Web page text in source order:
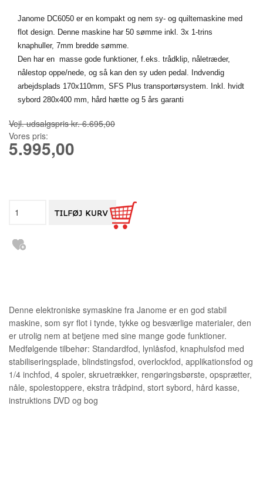
Janome DC6050 er en kompakt og nem sy- og quiltemaskine med
flot design. Denne maskine har 50 sømme inkl. 3x 1-trins
knaphuller, 7mm bredde sømme.
Den har en masse gode funktioner, f.eks. trådklip, nåletræder,
nålestop oppe/nede, og så kan den sy uden pedal. Indvendig
arbejdsplads 170x110mm, SFS Plus transportørsystem.
Inkl. hvidt
sybord 280x400 mm, hård hætte og 5 års garanti
Vejl. udsalgspris kr. 6.695,00
Vores pris:
5.995,00
Denne elektroniske symaskine fra Janome er en god stabil
maskine, som syr flot i tynde, tykke og besværlige materialer, den
er utrolig nem at betjene med sine mange gode funktioner.
Medfølgende tilbehør: Standardfod, lynlåsfod, knaphulsfod med
stabiliseringsplade, blindstingsfod, overlockfod, applikationsfod og
1/4 inchfod, 4 spoler, skruetrækker, rengøringsbørste, opsprætter,
nåle, spolestoppere, ekstra trådpind, stort sybord, hård kasse,
instruktions DVD og bog